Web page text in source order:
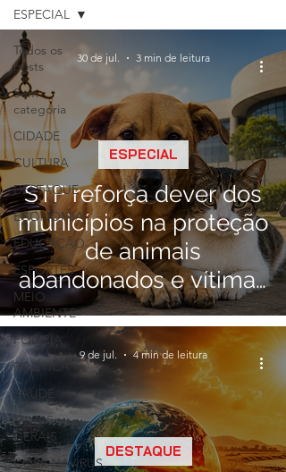
Todos os
posts
Sem
categoria
CIDADE
CULTURA
DESTAQUE
ECONOMIA
EDUCAÇÃO
ESPORTES
MEIO
AMBIENTE
POLÍCIA
POLÍTICA
SAÚDE
MINAS
GERAIS
CORONAVÍRUS
ESPECIAL
STF reforça dever dos
municípios na proteção
de animais
abandonados e vítimas
de maus-tratos
ESPECIAL
30 de jul. 3 min de leitura
DESTAQUE
9 de jul. 4 min de leitura